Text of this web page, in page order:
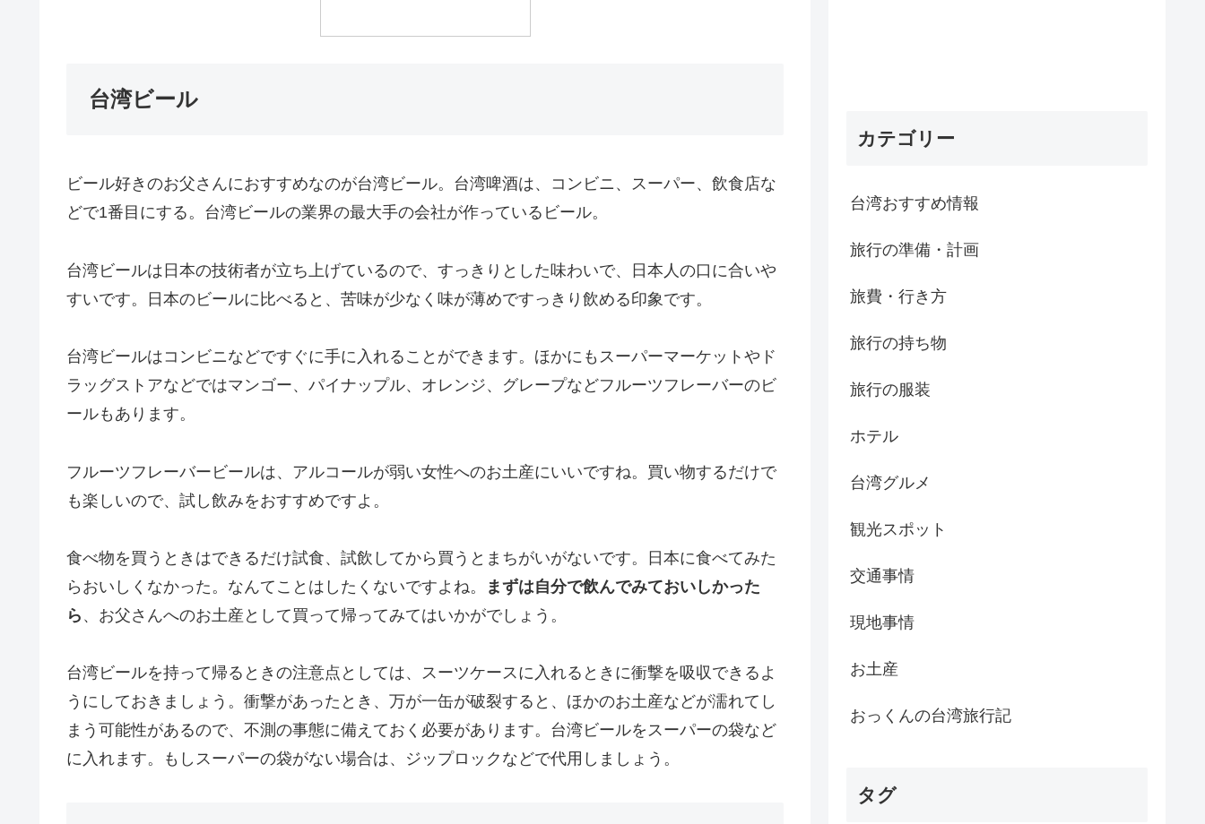
台湾ビール
ビール好きのお父さんにおすすめなのが台湾ビール。台湾啤酒は、コンビニ、スーパー、飲食店な
どで1番目にする。台湾ビールの業界の最大手の会社が作っているビール。
台湾ビールは日本の技術者が立ち上げているので、すっきりとした味わいで、日本人の口に合いや
すいです。日本のビールに比べると、苦味が少なく味が薄めですっきり飲める印象です。
台湾ビールはコンビニなどですぐに手に入れることができます。ほかにもスーパーマーケットやド
ラッグストアなどではマンゴー、パイナップル、オレンジ、グレープなどフルーツフレーバーのビ
ールもあります。
フルーツフレーバービールは、アルコールが弱い女性へのお土産にいいですね。買い物するだけで
も楽しいので、試し飲みをおすすめですよ。
食べ物を買うときはできるだけ試食、試飲してから買うとまちがいがないです。日本に食べてみた
らおいしくなかった。なんてことはしたくないですよね。
まずは自分で飲んでみておいしかった
ら 、お父さんへのお土産として買って帰ってみてはいかがでしょう。
台湾ビールを持って帰るときの注意点としては、スーツケースに入れるときに衝撃を吸収できるよ
うにしておきましょう。衝撃があったとき、万が一缶が破裂すると、ほかのお土産などが濡れてし
まう可能性があるので、不測の事態に備えておく必要があります。台湾ビールをスーパーの袋など
に入れます。もしスーパーの袋がない場合は、ジップロックなどで代用しましょう。
カテゴリー
台湾おすすめ情報
旅行の準備・計画
旅費・行き方
旅行の持ち物
旅行の服装
ホテル
台湾グルメ
観光スポット
交通事情
現地事情
お土産
おっくんの台湾旅行記
タグ